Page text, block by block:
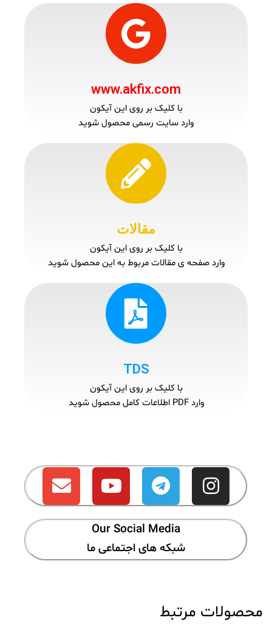
www.akfix.com
با کلیک بر روی این آیکون
وارد سایت رسمی محصول شوید
مقالات
با کلیک بر روی این آیکون
وارد صفحه ی مقالات مربوط به این محصول شوید
TDS
با کلیک بر روی این آیکون
وارد PDF اطلاعات کامل محصول شوید
Our Social Media
شبکه های اجتماعی ما
محصولات مرتبط